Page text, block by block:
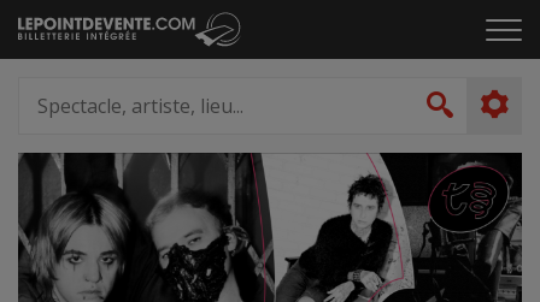
Passer
au
le
artiste,
lieu...